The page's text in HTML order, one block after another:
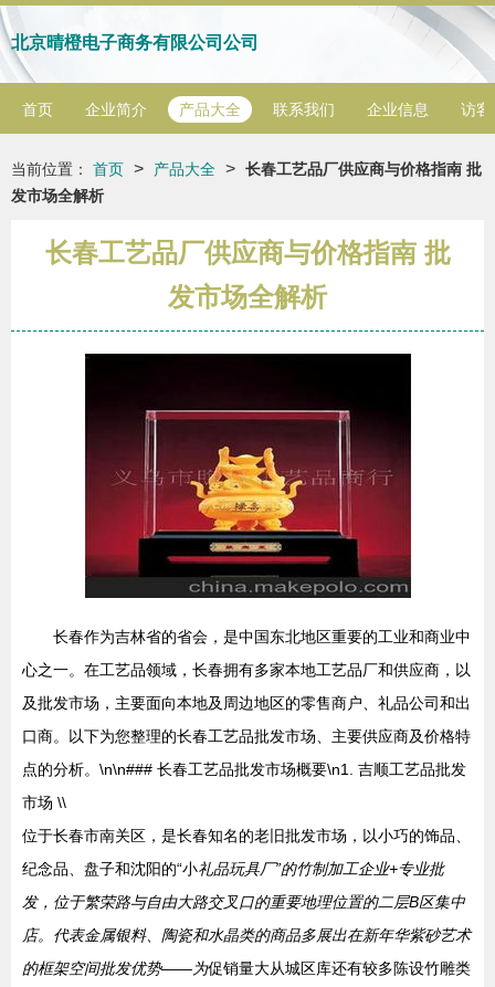
北京晴橙电子商务有限公司公司
首页 企业简介 产品大全 联系我们 企业信息 访客
当前位置： 首页 > 产品大全 > 长春工艺品厂供应商与价格指南 批
发市场全解析
长春工艺品厂供应商与价格指南 批
发市场全解析
长春作为吉林省的省会，是中国东北地区重要的工业和商业中
心之一。在工艺品领域，长春拥有多家本地工艺品厂和供应商，以
及批发市场，主要面向本地及周边地区的零售商户、礼品公司和出
口商。以下为您整理的长春工艺品批发市场、主要供应商及价格特
点的分析。\n\n### 长春工艺品批发市场概要\n1. 吉顺工艺品批发
市场 \\
位于长春市南关区，是长春知名的老旧批发市场，以小巧的饰品、
纪念品、盘子和沈阳的“小礼品玩具厂”的竹制加工企业+专业批
发，位于繁荣路与自由大路交叉口的重要地理位置的二层B区集中
店。代表金属银料、陶瓷和水晶类的商品多展出在新年华紫砂艺术
的框架空间批发优势——为促销量大从城区库还有较多陈设竹雕类